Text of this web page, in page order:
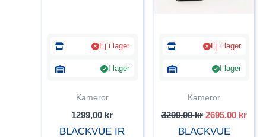
Ej i lager
I lager
Kameror
1299,00 kr
BLACKVUE IR
Ej i lager
I lager
Kameror
3299,00kr Det
priset
2695,00 krDet
BLACKVUE